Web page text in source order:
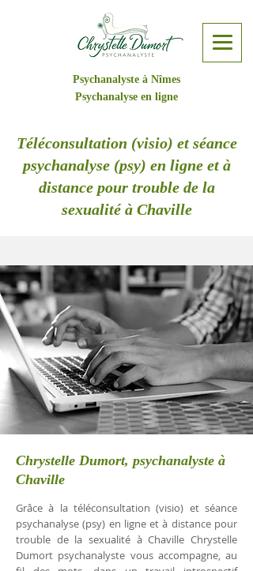
Psychanalyste à Nîmes
Psychanalyse en ligne
Téléconsultation (visio) et séance
psychanalyse (psy) en ligne et à
distance pour trouble de la
sexualité à Chaville
Chrystelle Dumort, psychanalyste à
Chaville
Grâce à la téléconsultation (visio) et séance
psychanalyse (psy) en ligne et à distance pour
trouble de la sexualité à Chaville Chrystelle
Dumort psychanalyste vous accompagne, au